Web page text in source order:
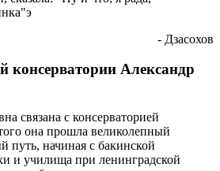
- Дзасохов
консерватории Александр
связана с консерваторией
она прошла великолепный
путь, начиная с бакинской
и училища при ленинградской